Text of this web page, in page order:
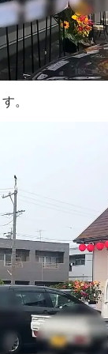
。